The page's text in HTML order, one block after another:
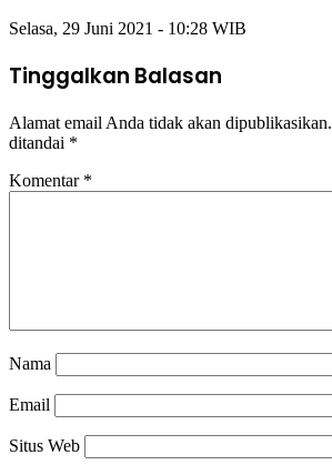
Selasa, 29 Juni 2021 - 10:28 WIB
Tinggalkan Balasan
Alamat email Anda tidak akan dipublikasikan.
ditandai *
Komentar *
Nama
Email
Situs Web